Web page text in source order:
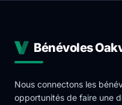
Bénévoles
Nous connectons les
opportunités de faire une